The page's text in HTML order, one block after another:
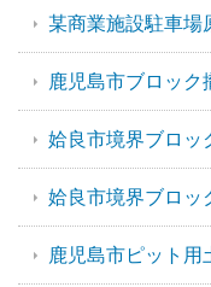
某商業施設駐車場
鹿児島市ブロック
姶良市境界ブロッ
姶良市境界ブロッ
鹿児島市ピット